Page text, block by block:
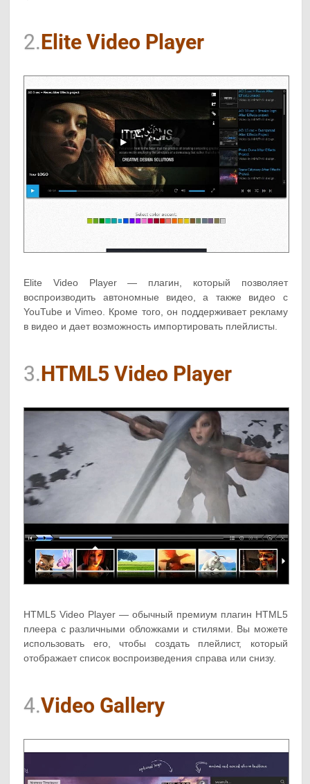
2.Elite Video Player
Elite Video Player — плагин, который позволяет
воспроизводить автономные видео, а также видео с
YouTube и Vimeo. Кроме того, он поддерживает рекламу
в видео и дает возможность импортировать плейлисты.
3.HTML5 Video Player
HTML5 Video Player — обычный премиум плагин HTML5
плеера с различными обложками и стилями. Вы можете
использовать его, чтобы создать плейлист, который
отображает список воспроизведения справа или снизу.
4.Video Gallery